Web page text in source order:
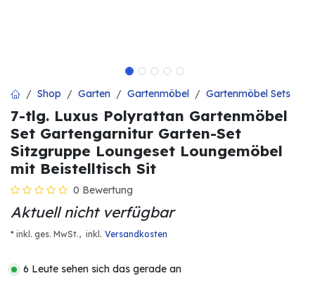
Shop Garten Gartenmöbel Gartenmöbel Sets
7-tlg. Luxus Polyrattan Gartenmöbel
Set Gartengarnitur Garten-Set
Sitzgruppe Loungeset Loungemöbel
mit Beistelltisch Sit
0 Bewertung
Aktuell nicht verfügbar
* inkl. ges. MwSt., inkl . Versandkosten
6 Leute sehen sich das gerade an